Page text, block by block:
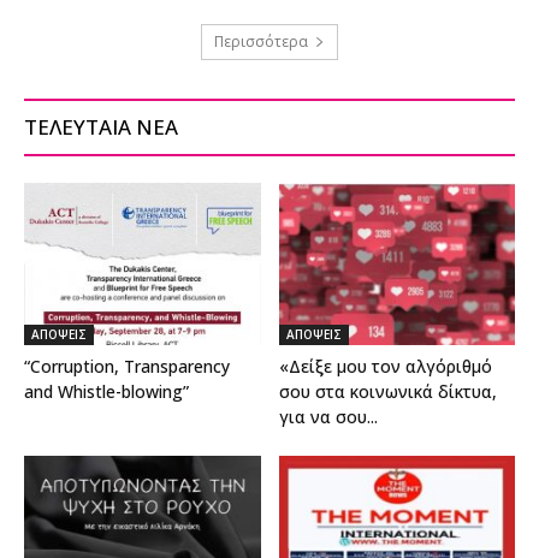
Περισσότερα
ΤΕΛΕΥΤΑΙΑ ΝΕΑ
ΑΠΟΨΕΙΣ
“Corruption, Transparency
and Whistle-blowing”
ΑΠΟΨΕΙΣ
«Δείξε μου τον αλγόριθμό
σου στα κοινωνικά δίκτυα,
για να σου...